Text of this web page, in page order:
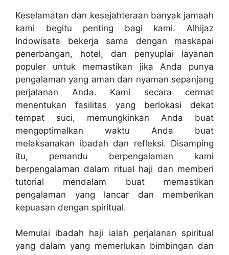
Keselamatan dan kesejahteraan banyak jamaah
kami begitu penting bagi kami. Alhijaz
Indowisata bekerja sama dengan maskapai
penerbangan, hotel, dan penyuplai layanan
populer untuk memastikan jika Anda punya
pengalaman yang aman dan nyaman sepanjang
perjalanan Anda. Kami secara cermat
menentukan fasilitas yang berlokasi dekat
tempat suci, memungkinkan Anda buat
mengoptimalkan waktu Anda buat
melaksanakan ibadah dan refleksi. Disamping
itu, pemandu berpengalaman kami
berpengalaman dalam ritual haji dan memberi
tutorial mendalam buat memastikan
pengalaman yang lancar dan memberikan
kepuasan dengan spiritual.
Memulai ibadah haji ialah perjalanan spiritual
yang dalam yang memerlukan bimbingan dan